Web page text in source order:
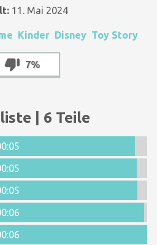
11. Mai 2024
Kinder Disney Toy Story
7%
| 6 Teile